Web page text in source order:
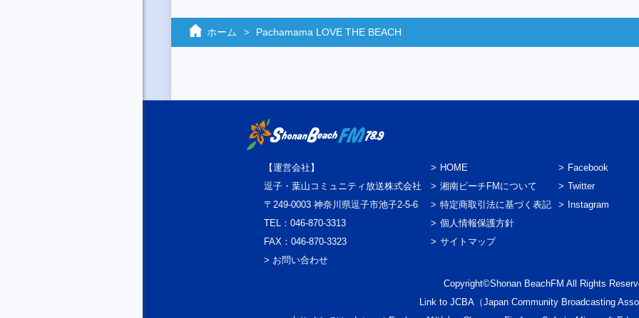
ホーム Pachamama LOVE THE BEACH
【運営会社】
逗子・葉山コミュニティ放送株式会社
〒249-0003 神奈川県逗子市池子2-5-6
TEL：046-870-3313
FAX：046-870-3323
> お問い合わせ
HOME
湘南ビーチFMについて
特定商取引法に基づく表記
個人情報保護方針
サイトマップ
Facebook
Twitter
Instagram
Copyright©Shonan BeachFM All Rights
Link to JCBA（Japan Community Broadcasting